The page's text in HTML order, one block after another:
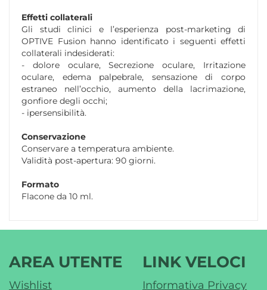
Effetti collaterali
Gli studi clinici e l’esperienza post-marketing di
OPTIVE Fusion hanno identificato i seguenti effetti
collaterali indesiderati:
- dolore oculare, Secrezione oculare, Irritazione
oculare, edema palpebrale, sensazione di corpo
estraneo nell’occhio, aumento della lacrimazione,
gonfiore degli occhi;
- ipersensibilità.
Conservazione
Conservare a temperatura ambiente.
Validità post-apertura: 90 giorni.
Formato
Flacone da 10 ml.
AREA UTENTE
Wishlist
LINK VELOCI
Informativa Privacy